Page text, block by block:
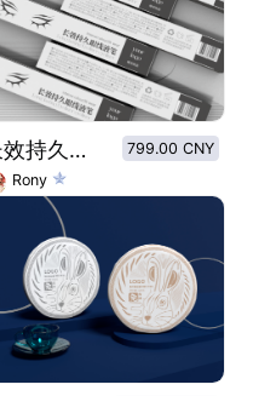
长效持久眼线液笔外包装设计
799.00 CNY
Rony